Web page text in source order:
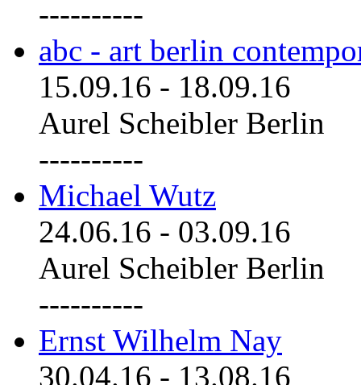
----------
abc - art berlin
15.09.16 - 18.09.16
Aurel Scheibler Berlin
----------
Michael Wutz
24.06.16 - 03.09.16
Aurel Scheibler Berlin
----------
Ernst Wilhelm Nay
30.04.16 - 13.08.16